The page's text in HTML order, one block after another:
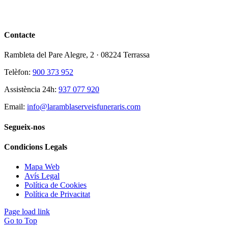
Contacte
Rambleta del Pare Alegre, 2 · 08224 Terrassa
Telèfon: 900 373 952
Assistència 24h: 937 077 920
Email: info@laramblaserveisfuneraris.com
Segueix-nos
Condicions Legals
Mapa Web
Avís Legal
Política de Cookies
Política de Privacitat
Page load link
Go to Top